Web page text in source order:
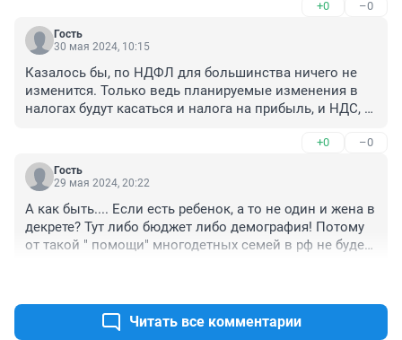
+0 –0
Гость
30 мая 2024, 10:15
Казалось бы, по НДФЛ для большинства ничего не
изменится. Только ведь планируемые изменения в
налогах будут касаться и налога на прибыль, и НДС, и
+0 –0
Гость
29 мая 2024, 20:22
А как быть.... Если есть ребенок, а то не один и жена в
декрете? Тут либо бюджет либо демография! Потому
от такой " помощи" многодетных семей в рф не будет!
Читать все комментарии